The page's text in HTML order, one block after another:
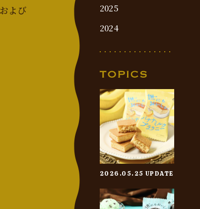
よび
2025
2024
2026.05.25 UPDATE